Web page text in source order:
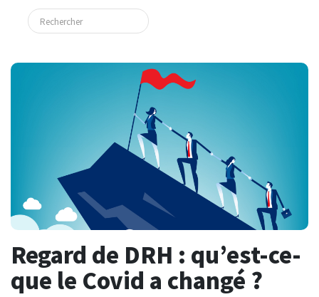
Regard de DRH : qu’est-ce-
que le Covid a changé ?